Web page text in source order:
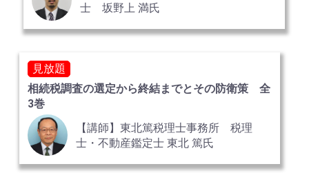
士 坂野上 満氏
見放題
相続税調査の選定から終結までとその防衛策 全
3巻
【講師】東北篤税理士事務所 税理
士・不動産鑑定士 東北 篤氏